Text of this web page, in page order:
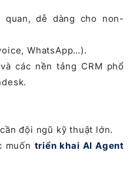
dễ dàng cho non-
WhatsApp…).
các nền tảng CRM phổ
đội ngũ kỹ thuật lớn.
muốn triển khai AI Agent